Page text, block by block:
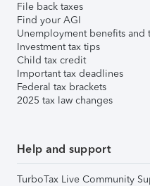
File back taxes
Find your AGI
Unemployment benefits and
Investment tax tips
Child tax credit
Important tax deadlines
Federal tax brackets
2025 tax law changes
Help and support
TurboTax Live Community